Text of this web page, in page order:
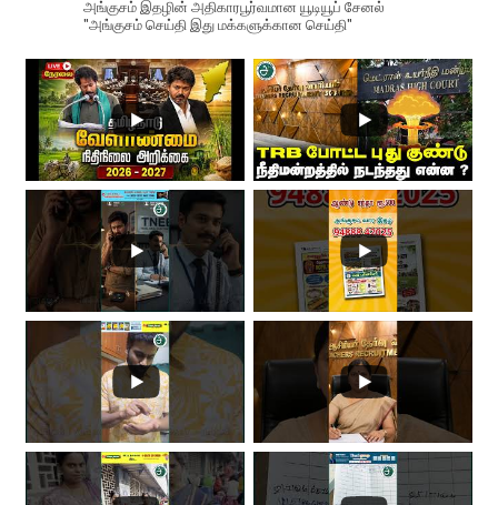
அங்குசம் இதழின் அதிகாரபூர்வமான யூடியூப் சேனல்
"அங்குசம் செய்தி இது மக்களுக்கான செய்தி"